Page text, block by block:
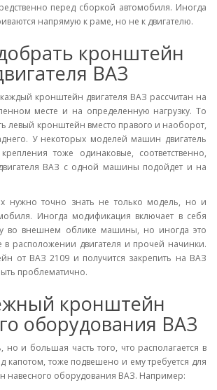
перед сборкой автомобиля. Иногда
напрямую к раме, но не к двигателю.
кронштейн
ВАЗ
кронштейн двигателя ВАЗ рассчитан на
месте и на определенную нагрузку. То
левый кронштейн вместо правого и наоборот,
У некоторых моделей машин двигатель
тоже одинаковые, соответственно,
ВАЗ с одной машины подойдет и на
нужно точно знать не только модель, но и
Иногда модификация включает в себя
во внешнем облике машины, но иногда это
расположении двигателя и прочей начинки.
от ВАЗ 2109 и получится закрепить на ВАЗ
проблематично.
кронштейн
оборудования ВАЗ
но и большая часть того, что располагается в
капотом, тоже подвешено и ему требуется для
навесного оборудования ВАЗ. Например: